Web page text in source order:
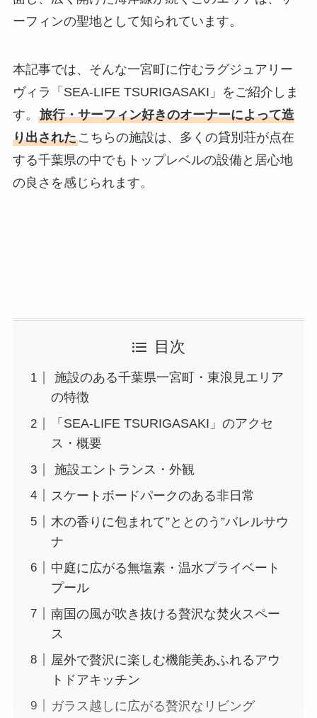
ーフィンの聖地として知られています。
本記事では、そんな一宮町に佇むラグジュアリー
ヴィラ「SEA-LIFE TSURIGASAKI」をご紹介しま
す。 旅行・サーフィン好きのオーナーによって造
り出されたこちらの施設は、多くの貸別荘が点在
する千葉県の中でもトップレベルの設備と居心地
の良さを感じられます。
目次
施設のある千葉県一宮町・東浪見エリア
の特徴
「SEA-LIFE TSURIGASAKI」のアクセ
ス・概要
施設エントランス・外観
スケートボードパークのある非日常
木の香りに包まれて”ととのう”バレルサウ
ナ
中庭に広がる無塩素・温水プライベート
プール
南国の風が吹き抜ける贅沢な焚火スペー
ス
屋外で贅沢に楽しむ機能美あふれるアウ
トドアキッチン
ガラス越しに広がる贅沢なリビング